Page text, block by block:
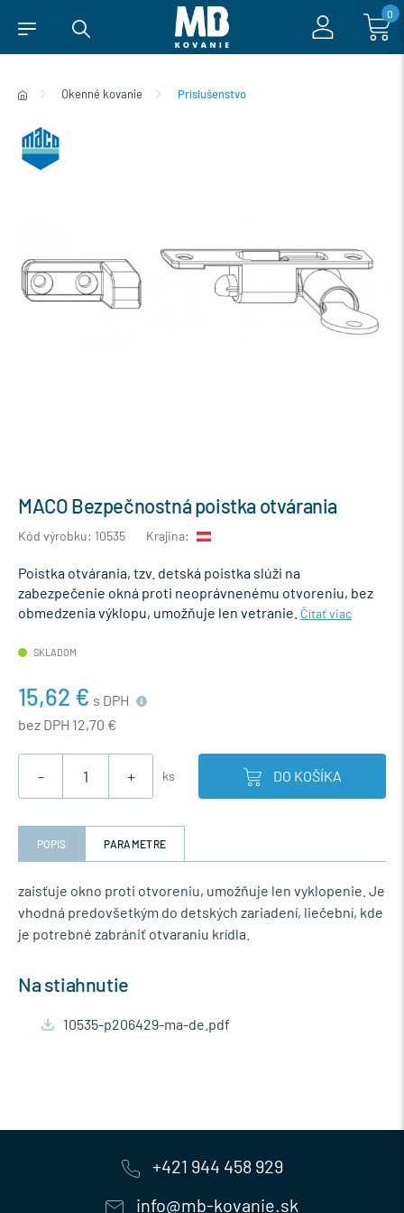
0
Okenné kovanie Príslušenstvo
MACO Bezpečnostná poistka otvárania
Kód výrobku: 10535 Krajina:
Poistka otvárania, tzv. detská poistka slúži na
zabezpečenie okná proti neoprávnenému otvoreniu, bez
obmedzenia výklopu, umožňuje len vetranie. Čítať viac
SKLADOM
15,62 € s DPH
bez DPH 12,70 €
- + ks DO KOŠÍKA
POPIS PARAMETRE
zaisťuje okno proti otvoreniu, umožňuje len vyklopenie. Je
vhodná predovšetkým do detských zariadení, liečební, kde
je potrebné zabrániť otvaraniu krídla.
Na stiahnutie
10535-p206429-ma-de.pdf
+421 944 458 929
info@mb-kovanie.sk